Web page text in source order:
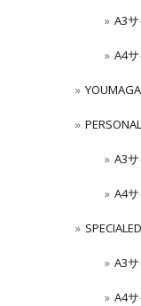
A3
A4
A3
A4
A3
A4